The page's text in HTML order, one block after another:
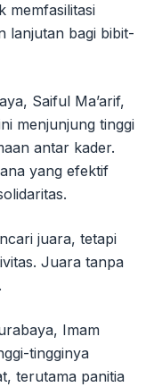
memfasilitasi
lanjutan bagi bibit-
Saiful Ma’arif,
menjunjung tinggi
antar kader.
yang efektif
juara, tetapi
Juara tanpa
Imam
tingginya
terutama panitia